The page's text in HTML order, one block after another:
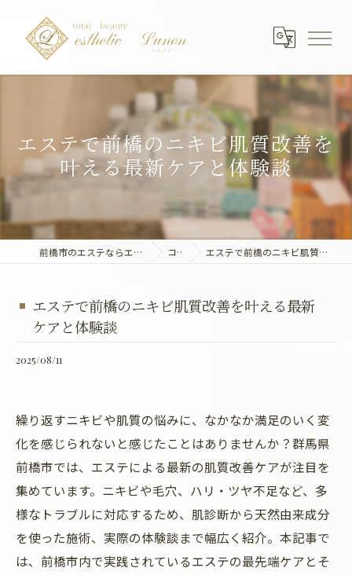
エステで前橋のニキビ肌質改善を
叶える最新ケアと体験談
前橋市のエステならエステティック～Lunon～ コラム エステで前橋のニキビ肌質改善を叶える最新ケアと体験談
エステで前橋のニキビ肌質改善を叶える最新
ケアと体験談
2025/08/11
繰り返すニキビや肌質の悩みに、なかなか満足のいく変
化を感じられないと感じたことはありませんか？群馬県
前橋市では、エステによる最新の肌質改善ケアが注目を
集めています。ニキビや毛穴、ハリ・ツヤ不足など、多
様なトラブルに対応するため、肌診断から天然由来成分
を使った施術、実際の体験談まで幅広く紹介。本記事で
は、前橋市内で実践されているエステの最先端ケアとそ